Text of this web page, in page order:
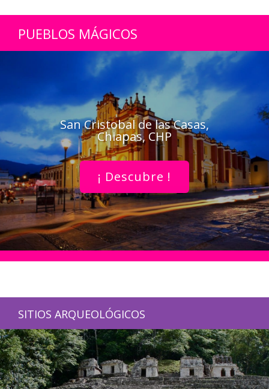
PUEBLOS MÁGICOS
San Cristobal de las Casas,
Chiapas, CHP
¡ Descubre !
SITIOS ARQUEOLÓGICOS